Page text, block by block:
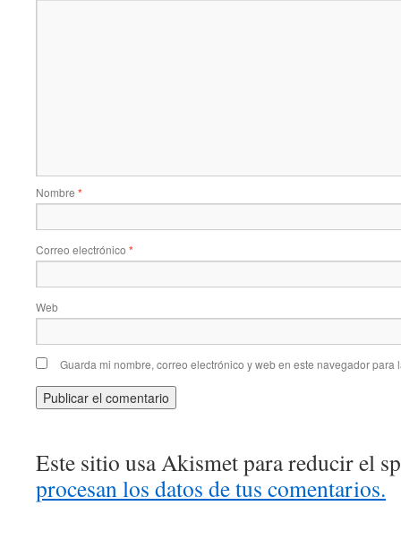
Nombre *
Correo electrónico *
Web
Guarda mi nombre, correo electrónico y web en este navegador para
Este sitio usa Akismet para reducir el
procesan los datos de tus comentarios.